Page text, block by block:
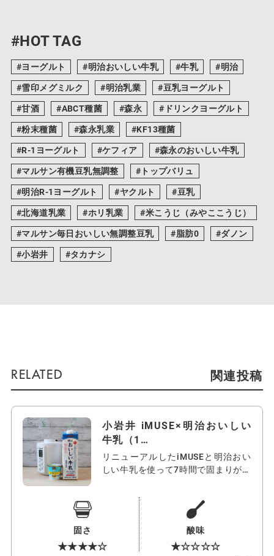
#HOT TAG
ヨーグルト 明治おいしい牛乳 牛乳
明治
雪印メグミルク
明治乳業
豆乳ヨーグルト
甘酒
ABCT種菌 森永
ドリンクヨーグルト
粉末種菌
森永乳業
KF13種菌
R-1ヨーグルト
ケフィア
森永のおいしい牛乳
マルサン有機豆乳無調整
トップバリュ
明治R-1ヨーグルト
ヤクルト
豆乳
北海道乳業
ホリ乳業
米こうじ（みやここうじ）
マルサン毎日おいしい無調整豆乳
脂肪0
ダノン
小岩井
タカナシ
関連投稿
小岩井 iMUSE×明治おいしい
牛乳（1…
リニューアルしたiMUSEと明治おい
しい牛乳を使って7時間で固まりが弱
固さ
★★★★☆
酸味
★☆☆☆☆